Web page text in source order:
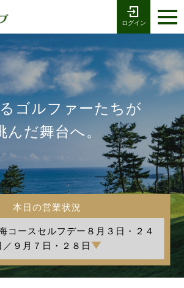
ゴルファーたちが
んだ舞台へ。
本日の営業状況
コースセルフデー８月３日・２４
／９月７日・２８日
ログイン
Tel 0776-79-1111